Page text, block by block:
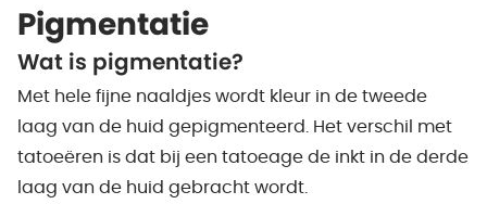
Pigmentatie
Wat is pigmentatie?
Met hele fijne naaldjes wordt kleur in de tweede
laag van de huid gepigmenteerd. Het verschil met
tatoeëren is dat bij een tatoeage de inkt in de derde
laag van de huid gebracht wordt.